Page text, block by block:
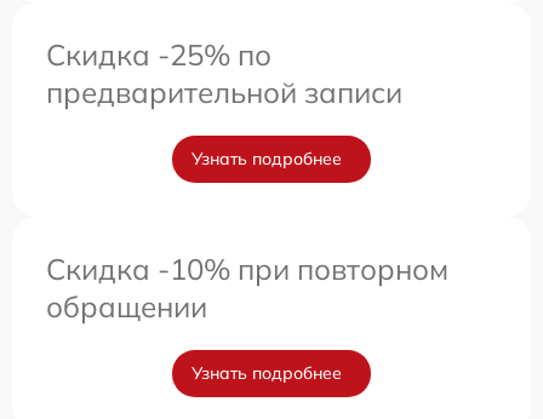
Скидка -25% по
предварительной записи
Узнать подробнее
Скидка -10% при повторном
обращении
Узнать подробнее